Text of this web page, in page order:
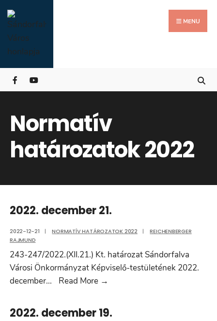
Skip
to
content
MENU
Normatív
határozatok 2022
2022. december 21.
2022-12-21 | NORMATÍV HATÁROZATOK 2022 |
REICHENBERGER
RAJMUND
243-247/2022.(XII.21.) Kt. határozat Sándorfalva
Városi Önkormányzat Képviselő-testületének 2022.
december... Read More →
21.
2022. december 19.
for:
Close